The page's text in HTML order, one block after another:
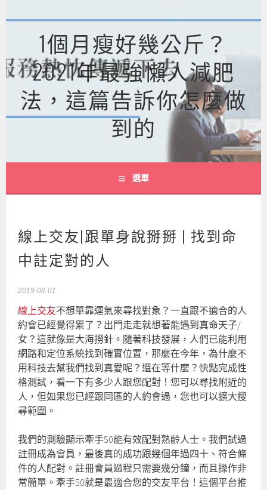
至
內
容
1個月瘦好幾公斤？
2021年最強懶人減肥
法，這篇告訴你怎麼做
到的
選單
線上交友|跟單身說掰掰 | 找到命
中註定對的人
2019-08-01
線上交友不想單靠運氣來尋找對象？一直跟不適合的人
約會已經覺得累了？出門走走就想著能遇到真命天子/
女？這就像是大海撈針。隨著科技發展，人們已能利用
網路和定位系統找到確實位置，那麼在今年，為什麼不
用科技去幫我們找到真愛呢？還在等什麼？快點完成性
格測試，看一下有多少人跟您配對！您可以尋找附近的
人，但如果您已經跟同區的人約會過，您也可以擴大搜
尋範圍。
我們的測驗顯示牽手50能有效配對熟齡人士。我們試過
註冊成為會員，最後真的成功跟幾個年過四十、符合條
件的人配對。註冊會員過程只需要幾分鐘，而且操作非
常簡單。牽手50就是最適合您的交友平台！這個平台推